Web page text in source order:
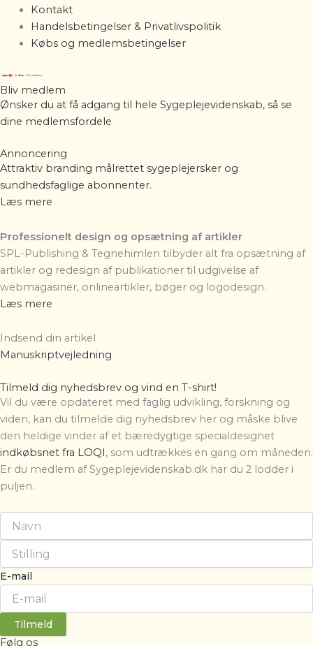
Kontakt
Handelsbetingelser & Privatlivspolitik
Købs og medlemsbetingelser
Bliv medlem
Ønsker du at få adgang til hele Sygeplejevidenskab, så se
dine medlemsfordele
Annoncering
Attraktiv branding målrettet sygeplejersker og
sundhedsfaglige abonnenter.
Læs mere
Professionelt design og opsætning af artikler
SPL-Publishing & Tegnehimlen tilbyder alt fra opsætning af
artikler og redesign af publikationer til udgivelse af
webmagasiner, onlineartikler, bøger og logodesign.
Læs mere
Indsend din artikel
Manuskriptvejledning
Tilmeld dig nyhedsbrev og vind en T-shirt!
Vil du være opdateret med faglig udvikling, forskning og
viden, kan du tilmelde dig nyhedsbrev her og måske blive
den heldige vinder af et bæredygtige specialdesignet
indkøbsnet fra LOQI, som udtrækkes en gang om måneden.
Er du medlem af Sygeplejevidenskab.dk har du 2 lodder i
puljen.
E-mail
Tilmeld
Følg os